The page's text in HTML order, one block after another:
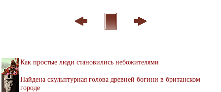
Как простые люди становились небожителями
Найдена скульптурная голова древней богини в британском
городе